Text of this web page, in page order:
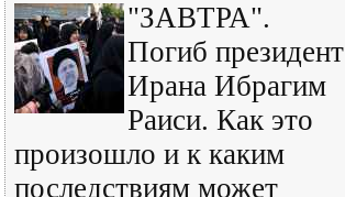
"ЗАВТРА".
Погиб президент
Ирана Ибрагим
Раиси. Как это
произошло и к каким
последствиям может